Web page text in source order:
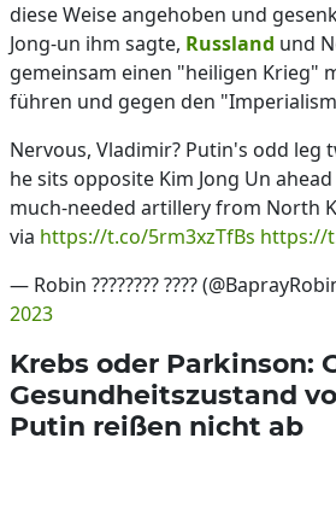
diese Weise angehoben und
Jong-un ihm sagte, Russland und
gemeinsam einen "heiligen Krieg"
führen und gegen den
Nervous, Vladimir? Putin's odd leg
he sits opposite Kim Jong Un
much-needed artillery from North
via https://t.co/5rm3xzTfBs https://
— Robin ???????? ????
2023
Krebs oder Parkinson:
Gesundheitszustand
Putin reißen nicht ab